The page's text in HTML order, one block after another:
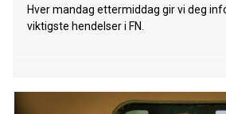
Hver mandag ettermiddag gir vi deg
viktigste hendelser i FN.